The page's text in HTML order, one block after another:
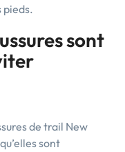
pieds.
sont
de trail New
sont